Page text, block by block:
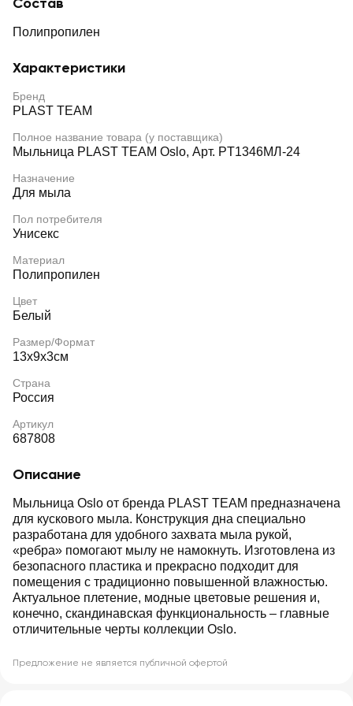
Полипропилен
Характеристики
Бренд
PLAST TEAM
Полное название товара (у поставщика)
Мыльница PLAST TEAM Oslo, Арт. PT1346МЛ-24
Назначение
Для мыла
Пол потребителя
Унисекс
Материал
Полипропилен
Цвет
Белый
Размер/Формат
13х9х3см
Страна
Россия
Артикул
687808
Описание
Мыльница Oslo от бренда PLAST TEAM предназначена
для кускового мыла. Конструкция дна специально
разработана для удобного захвата мыла рукой,
«ребра» помогают мылу не намокнуть. Изготовлена из
безопасного пластика и прекрасно подходит для
помещения с традиционно повышенной влажностью.
Актуальное плетение, модные цветовые решения и,
конечно, скандинавская функциональность – главные
отличительные черты коллекции Oslo.
Предложение не является публичной офертой